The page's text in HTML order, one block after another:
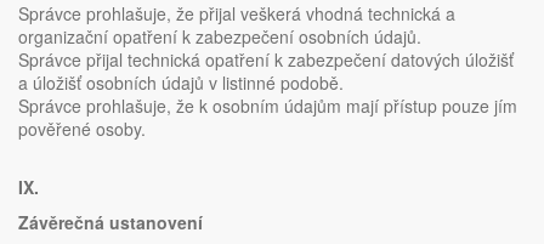
Správce prohlašuje, že přijal veškerá vhodná technická a
organizační opatření k zabezpečení osobních údajů.
Správce přijal technická opatření k zabezpečení datových úložišť
a úložišť osobních údajů v listinné podobě.
Správce prohlašuje, že k osobním údajům mají přístup pouze jím
pověřené osoby.
IX.
Závěrečná ustanovení